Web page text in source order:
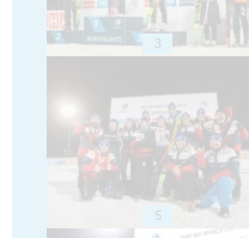
3
5